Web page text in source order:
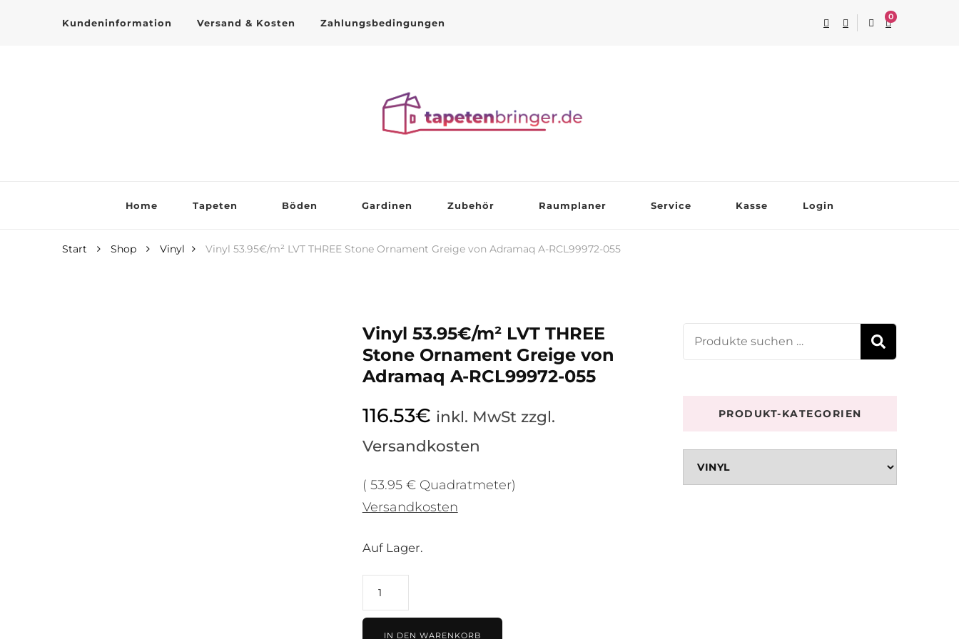
Kundeninformation Versand & Kosten Zahlungsbedingungen
0
Home Tapeten Böden Gardinen Zubehör Raumplaner Service Kasse Login
Start Shop Vinyl Vinyl 53.95€/m² LVT THREE Stone Ornament Greige von Adramaq A-RCL99972-055
Vinyl 53.95€/m² LVT THREE
Stone Ornament Greige von
Adramaq A-RCL99972-055
116.53€ inkl. MwSt zzgl.
Versandkosten
( 53.95 € Quadratmeter)
Versandkosten
Auf Lager.
Vinyl
53.95€/m²
LVTIN DEN WARENKORB
Suchen
nach:
PRODUKT-KATEGORIEN